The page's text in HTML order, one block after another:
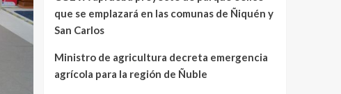
que se emplazará en las comunas de Ñiquén y
San Carlos
Ministro de agricultura decreta emergencia
agrícola para la región de Ñuble